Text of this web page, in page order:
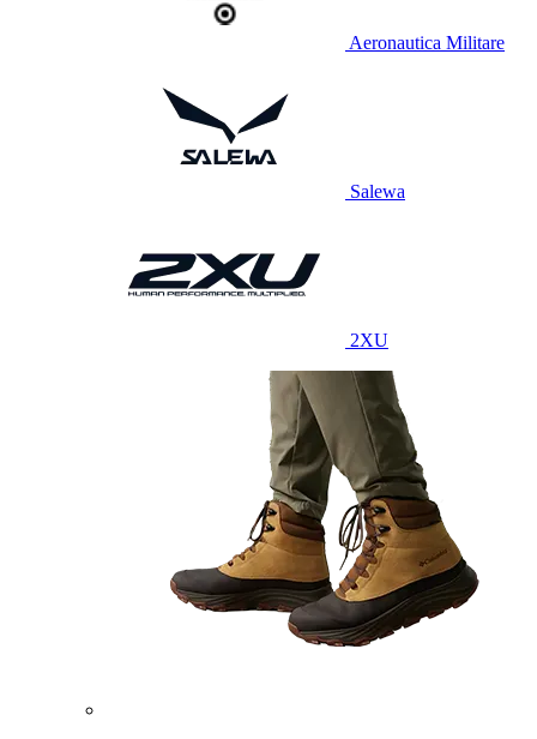
Aeronautica Militare
Salewa
2XU